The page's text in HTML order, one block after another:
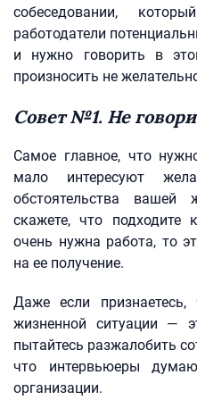
собеседовании,
работодатели
и нужно говорить в
произносить не
Совет №1. Не
Самое главное, что
мало интересуют
обстоятельства
скажете, что
очень нужна работа, то
на ее получение.
Даже если
жизненной ситуации —
пытайтесь разжалобить
что интервьюеры
организации.